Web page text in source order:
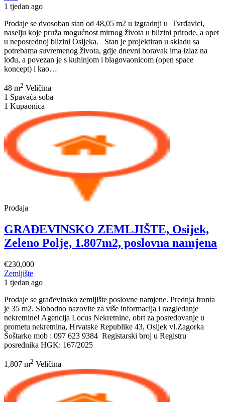
1 tjedan ago
Prodaje se dvosoban stan od 48,05 m2 u izgradnji u Tvrđavici,
naselju koje pruža mogućnost mirnog života u blizini prirode, a opet
u neposrednoj blizini Osijeka. Stan je projektiran u skladu sa
potrebama suvremenog života, gdje dnevni boravak ima izlaz na
lođu, a povezan je s kuhinjom i blagovaonicom (open space
koncept) i kao…
stan
48,05
m2+PARKING
48 m2 Veličina
1 Spavaća soba
1 Kupaonica
Prodaja
GRAĐEVINSKO ZEMLJIŠTE, Osijek,
Zeleno Polje, 1.807m2, poslovna namjena
€230,000
Zemljište
1 tjedan ago
Prodaje se građevinsko zemljište poslovne namjene. Prednja fronta
je 35 m2. Slobodno nazovite za više informacija i razgledanje
nekretnine! Agencija Locus Nekretnine, obrt za posredovanje u
prometu nekretnina, Hrvatske Republike 43, Osijek vl.Zagorka
Šoštarko mob : 097 623 9384 Registarski broj u Registru
posrednika HGK: 167/2025
1,807 m2 Veličina